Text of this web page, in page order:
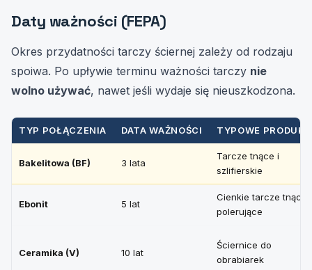
Daty ważności (FEPA)
Okres przydatności tarczy ściernej zależy od rodzaju
spoiwa. Po upływie terminu ważności tarczy nie
wolno używać, nawet jeśli wydaje się nieuszkodzona.
TYP POŁĄCZENIA DATA WAŻNOŚCI TYPOWE
Bakelitowa (BF) 3 lata
Tarcze tnące i
szlifierskie
Ebonit 5 lat
Cienkie tarcze tnące,
polerujące
Ceramika (V) 10 lat
Ściernice do
obrabiarek